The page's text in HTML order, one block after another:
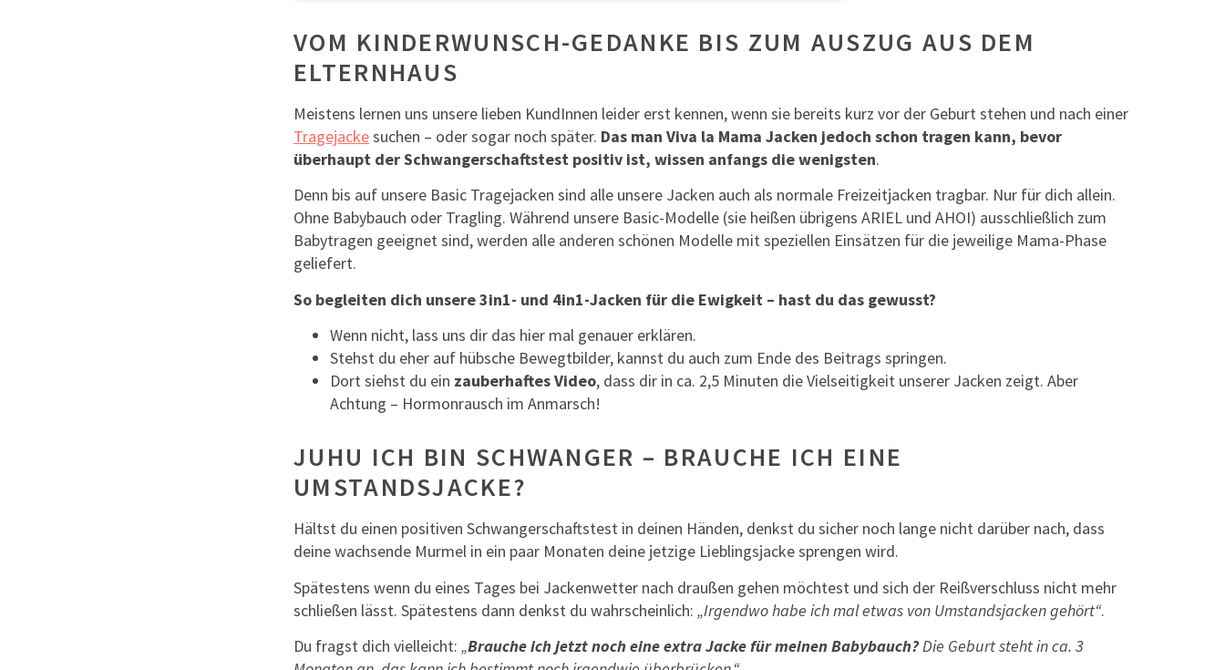
VOM KINDERWUNSCH-GEDANKE BIS ZUM AUSZUG AUS DEM
ELTERNHAUS
Meistens lernen uns unsere lieben KundInnen leider erst kennen, wenn sie bereits kurz vor der Geburt stehen und nach einer
Tragejackesuchen – oder sogar noch später. Das man Viva la Mama Jacken jedoch schon tragen kann, bevor
überhaupt der Schwangerschaftstest positiv ist, wissen anfangs die wenigsten.
Denn bis auf unsere Basic Tragejacken sind alle unsere Jacken auch als normale Freizeitjacken tragbar. Nur für dich allein.
Ohne Babybauch oder Tragling. Während unsere Basic-Modelle (sie heißen übrigens ARIEL und AHOI) ausschließlich zum
Babytragen geeignet sind, werden alle anderen schönen Modelle mit speziellen Einsätzen für die jeweilige Mama-Phase
geliefert.
So begleiten dich unsere 3in1- und 4in1-Jacken für die Ewigkeit – hast du das gewusst?
Wenn nicht, lass uns dir das hier mal genauer erklären.
Stehst du eher auf hübsche Bewegtbilder, kannst du auch zum Ende des Beitrags springen.
Dort siehst du ein zauberhaftes Video, dass dir in ca. 2,5 Minuten die Vielseitigkeit unserer Jacken zeigt. Aber
Achtung – Hormonrausch im Anmarsch!
JUHU ICH BIN SCHWANGER – BRAUCHE ICH EINE
UMSTANDSJACKE?
Hältst du einen positiven Schwangerschaftstest in deinen Händen, denkst du sicher noch lange nicht darüber nach, dass
deine wachsende Murmel in ein paar Monaten deine jetzige Lieblingsjacke sprengen wird.
Spätestens wenn du eines Tages bei Jackenwetter nach draußen gehen möchtest und sich der Reißverschluss nicht mehr
schließen lässt. Spätestens dann denkst du wahrscheinlich: „Irgendwo habe ich mal etwas von Umstandsjacken gehört“.
Du fragst dich vielleicht: „Brauche ich jetzt noch eine extra Jacke für meinen Babybauch?Die Geburt steht in ca. 3